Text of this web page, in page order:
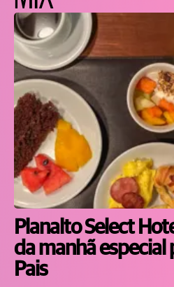
Planalto Select
da manhã especial
Pais